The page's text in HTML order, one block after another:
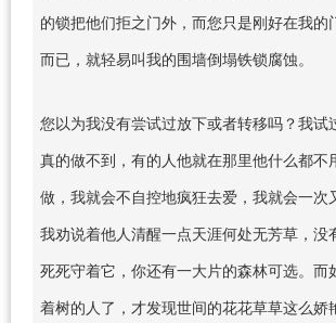
的锁把他们拒之门外，而您只是刚好在我的
而已，就轻易叫我的围墙倒塌铁锁腐蚀。
您以为我没有尝试过放下或者转移吗？我试
真的做不到，有的人他就在那里他什么都不
做，我就会不自控地疯狂去爱，我就会一次
我劝说着他人清醒一点天涯何处无芳草，没
死死守着它，你还有一大片的森林可选。而
着树的人了，才发现世间的花花草草这么娇